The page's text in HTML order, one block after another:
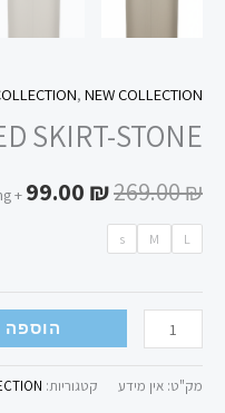
, NEW COLLECTION
SKIRT-STONE
269.00₪
99.00 ₪
+ Free Shipping
L
M
s
הוספה
מק"ט: אין מידע קטגוריות: